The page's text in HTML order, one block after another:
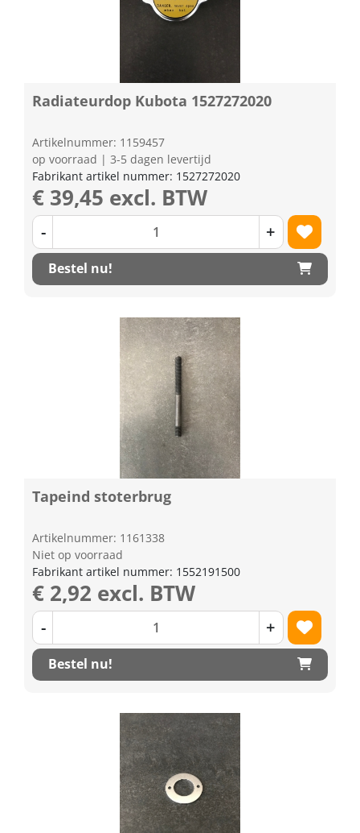
Radiateurdop Kubota 1527272020
Artikelnummer: 1159457
op voorraad | 3-5 dagen levertijd
Fabrikant artikel nummer: 1527272020
€ 39,45 excl. BTW
- +
Bestel nu!
Tapeind stoterbrug
Artikelnummer: 1161338
Niet op voorraad
Fabrikant artikel nummer: 1552191500
€ 2,92 excl. BTW
- +
Bestel nu!